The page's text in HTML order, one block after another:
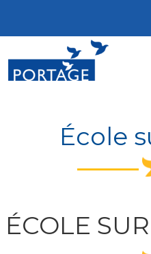
École
ÉCOLE